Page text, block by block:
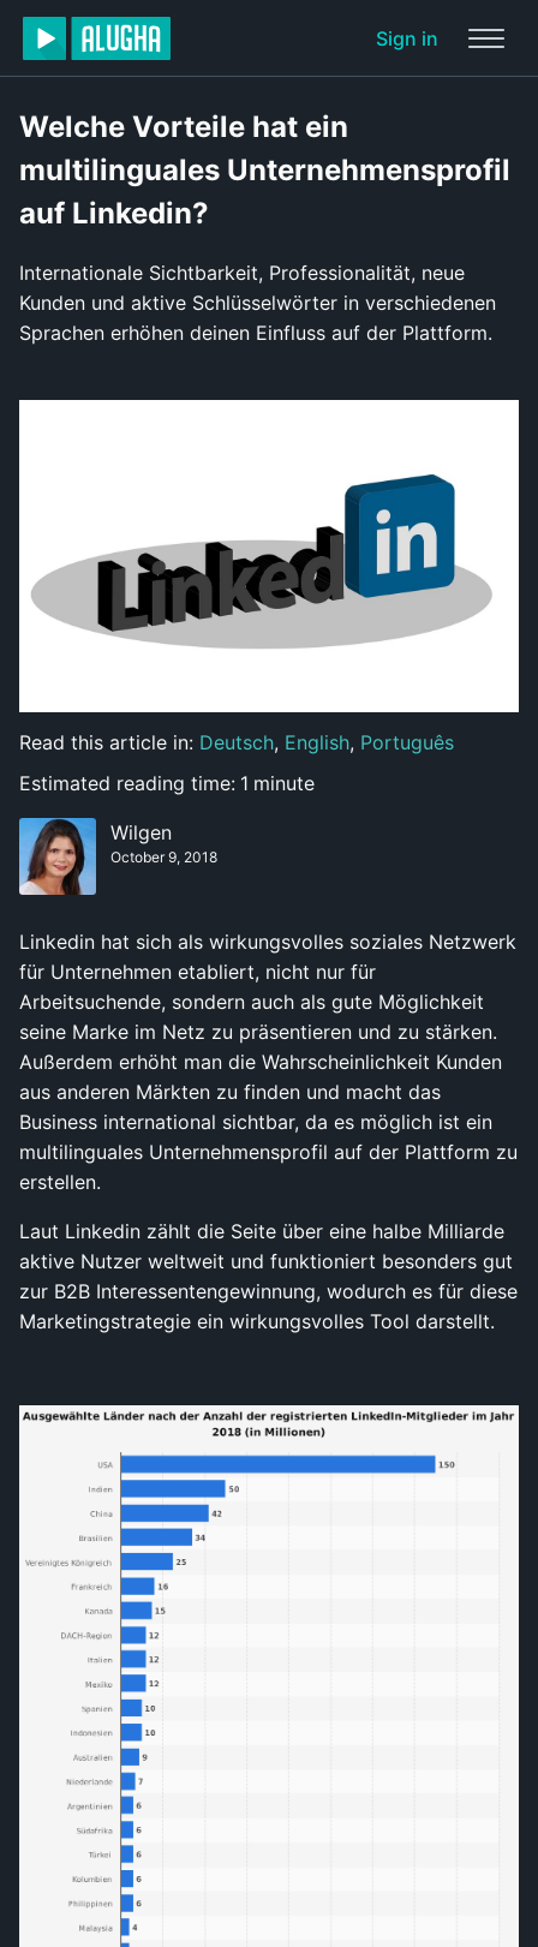
Sign in
Welche Vorteile hat ein
multilinguales Unternehmensprofil
auf Linkedin?
Internationale Sichtbarkeit, Professionalität, neue
Kunden und aktive Schlüsselwörter in verschiedenen
Sprachen erhöhen deinen Einfluss auf der Plattform.
Read this article in: Deutsch, English, Português
Estimated reading time: 1 minute
Wilgen
October 9, 2018
Linkedin hat sich als wirkungsvolles soziales Netzwerk
für Unternehmen etabliert, nicht nur für
Arbeitsuchende, sondern auch als gute Möglichkeit
seine Marke im Netz zu präsentieren und zu stärken.
Außerdem erhöht man die Wahrscheinlichkeit Kunden
aus anderen Märkten zu finden und macht das
Business international sichtbar, da es möglich ist ein
multilinguales Unternehmensprofil auf der Plattform zu
erstellen.
Laut Linkedin zählt die Seite über eine halbe Milliarde
aktive Nutzer weltweit und funktioniert besonders gut
zur B2B Interessentengewinnung, wodurch es für diese
Marketingstrategie ein wirkungsvolles Tool darstellt.